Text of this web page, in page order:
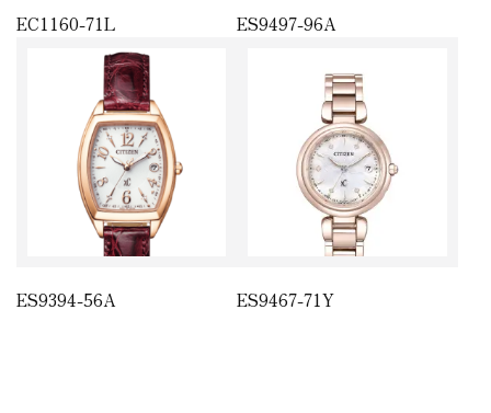
EC1160-71L ES9497-96A
ES9394-56A ES9467-71Y